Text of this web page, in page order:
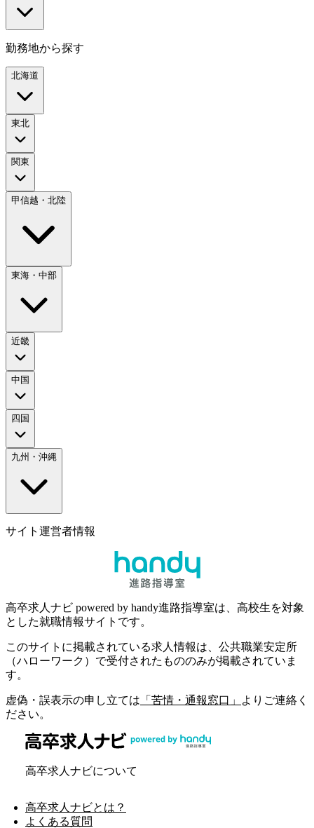
勤務地から探す
北海道
東北
関東
甲信越・北陸
東海・中部
近畿
中国
四国
九州・沖縄
サイト運営者情報
高卒求人ナビ powered by handy進路指導室は、高校生を対象
とした就職情報サイトです。
このサイトに掲載されている求人情報は、公共職業安定所
（ハローワーク）で受付されたもののみが掲載されていま
す。
虚偽・誤表示の申し立ては 「苦情・通報窓口」
よりご連絡く
ださい。
高卒求人ナビについて
高卒求人ナビとは？
よくある質問